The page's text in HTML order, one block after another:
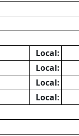
Local:
Local:
Local:
Local: